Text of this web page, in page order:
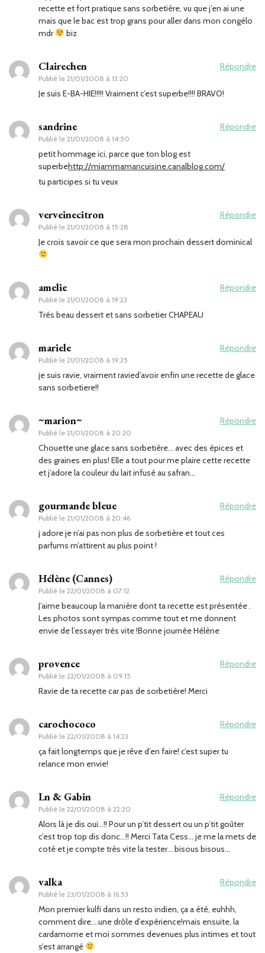
recette et fort pratique sans sorbetière, vu que j’en ai une
mais que le bac est trop grans pour aller dans mon congélo
mdr
biz
Clairechen
Publié le 21/01/2008 à 13:20
Répondre
Je suis E-BA-HIE!!!!! Vraiment c’est superbe!!!! BRAVO!
sandrine
Publié le 21/01/2008 à 14:50
Répondre
petit hommage ici, parce que ton blog est
superbehttp://miammamancuisine.canalblog.com/
tu participes si tu veux
verveinecitron
Publié le 21/01/2008 à 15:28
Répondre
Je crois savoir ce que sera mon prochain dessert dominical
amelie
Publié le 21/01/2008 à 19:23
Répondre
Trés beau dessert et sans sorbetier CHAPEAU
mariele
Publié le 21/01/2008 à 19:25
Répondre
je suis ravie, vraiment ravied’avoir enfin une recette de glace
sans sorbetiere!!
~marion~
Publié le 21/01/2008 à 20:20
Répondre
Chouette une glace sans sorbetière… avec des épices et
des graines en plus! Elle a tout pour me plaire cette recette
et j’adore la couleur du lait infusé au safran…
gourmande bleue
Publié le 21/01/2008 à 20:46
Répondre
j adore je n’ai pas non plus de sorbetière et tout ces
parfums m’attirent au plus point !
Hélène (Cannes)
Publié le 22/01/2008 à 07:12
Répondre
J’aime beaucoup la manière dont ta recette est présentée .
Les photos sont sympas comme tout et me donnent
envie de l’essayer très vite !Bonne journée Hélène
provence
Publié le 22/01/2008 à 09:15
Répondre
Ravie de ta recette car pas de sorbetière! Merci
carochococo
Publié le 22/01/2008 à 14:23
Répondre
ça fait longtemps que je rêve d’en faire! c’est super tu
relance mon envie!
Ln & Gabin
Publié le 22/01/2008 à 22:20
Répondre
Alors là je dis oui…!! Pour un p’tit dessert ou un p’tit goûter
c’est trop top dis donc…!! Merci Tata Cess… je me la mets de
coté et je compte très vite la tester… bisous bisous…
valka
Publié le 23/01/2008 à 16:53
Répondre
Mon premier kulfi dans un resto indien, ça a été, euhhh,
comment dire….une drôle d’expérience!mais ensuite, la
cardamome et moi sommes devenues plus intimes et tout
s’est arrangé